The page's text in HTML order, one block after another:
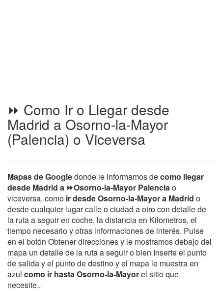
⏩ Como Ir o Llegar desde
Madrid a Osorno-la-Mayor
(Palencia) o Viceversa
Mapas de Googledonde le informamos decomo llegar
desde Madrid a ⏩Osorno-la-Mayor Palenciao
viceversa, como ir desde Osorno-la-Mayor a Madrid o
desde cualquier lugar calle o ciudad a otro con detalle de
la ruta a seguir en coche, la distancia en Kilometros, el
tiempo necesario y otras informaciones de interés. Pulse
en el botón Obtener direcciones y le mostramos debajo del
mapa un detalle de la ruta a seguir o bien Inserte el punto
de salida y el punto de destino y el mapa le muestra en
azul como ir hasta Osorno-la-Mayorel sitio que
necesite..